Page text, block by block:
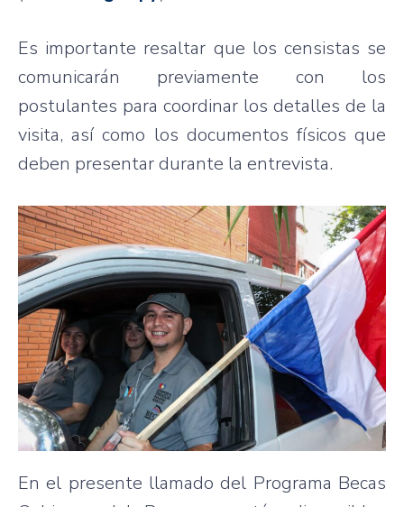
Es importante resaltar que los censistas se
comunicarán previamente con los
postulantes para coordinar los detalles de la
visita, así como los documentos físicos que
deben presentar durante la entrevista.
En el presente llamado del Programa Becas